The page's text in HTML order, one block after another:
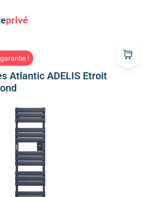
!
Atlantic ADELIS Etroit